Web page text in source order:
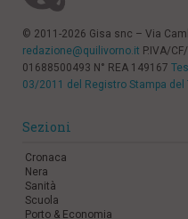
© 2011-2026 Gisa snc – Via
redazione@quilivorno.it P.IVA/
01688500493 N° REA 149167
03/2011 del Registro Stampa del
Sezioni
Cronaca
Nera
Sanità
Scuola
Porto & Economia